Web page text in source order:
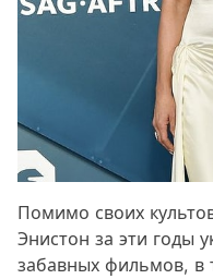
Помимо своих
Энистон за эти годы
забавных фильмов, в